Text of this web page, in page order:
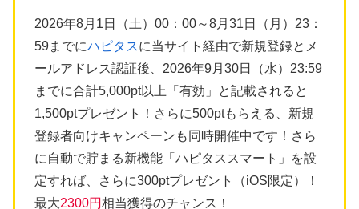
2026年8月1日（土）00：00～8月31日（月）23：
59までにハピタスに当サイト経由で新規登録とメ
ールアドレス認証後、2026年9月30日（水）23:59
までに合計5,000pt以上「有効」と記載されると
1,500ptプレゼント！さらに500ptもらえる、新規
登録者向けキャンペーンも同時開催中です！さら
に自動で貯まる新機能「ハピタススマート」を設
定すれば、さらに300ptプレゼント（iOS限定）！
最大2300円相当獲得のチャンス！